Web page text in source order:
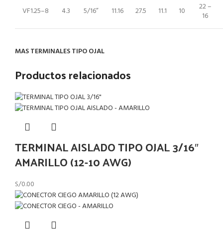
VF1.25–8 4.3 5/16” 11.16 27.5 11.1 10
22 –
16
MAS TERMINALES TIPO OJAL
Productos relacionados
TERMINAL AISLADO TIPO OJAL 3/16″
AMARILLO (12-10 AWG)
S/0.00